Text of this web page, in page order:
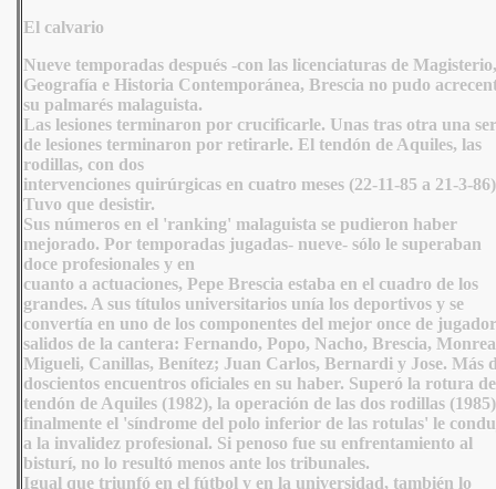
El calvario
Nueve temporadas después -con las licenciaturas de Magisterio,
Geografía e Historia Contemporánea, Brescia no pudo
su palmarés malaguista.
Las lesiones terminaron por crucificarle. Unas tras otra una
de lesiones terminaron por retirarle. El tendón de Aquiles, las
rodillas, con dos
intervenciones quirúrgicas en cuatro meses (22-11-85 a 21-3-
Tuvo que desistir.
Sus números en el 'ranking' malaguista se pudieron haber
mejorado. Por temporadas jugadas- nueve- sólo le superaban
doce profesionales y en
cuanto a actuaciones, Pepe Brescia estaba en el cuadro de los
grandes. A sus títulos universitarios unía los deportivos y se
convertía en uno de los componentes del mejor once de
salidos de la cantera: Fernando, Popo, Nacho, Brescia,
Migueli, Canillas, Benítez; Juan Carlos, Bernardi y Jose. Más
doscientos encuentros oficiales en su haber. Superó la rotura
tendón de Aquiles (1982), la operación de las dos rodillas
finalmente el 'síndrome del polo inferior de las rotulas' le
a la invalidez profesional. Si penoso fue su enfrentamiento al
bisturí, no lo resultó menos ante los tribunales.
Igual que triunfó en el fútbol y en la universidad, también lo